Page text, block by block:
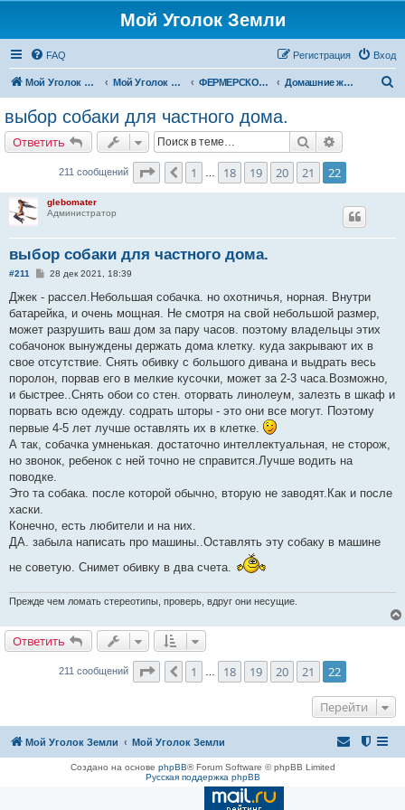
Мой Уголок Земли
FAQ Вход
Регистрация
Мой Уголок Земли Мой Уголок Земли ФЕРМЕРСКОЕ ХОЗЯЙСТВО Домашние животные
выбор собаки для частного дома.
Ответить Поиск
211 сообщений Страница22из 22
Пред.
1 18 19 20 21 22
glebomater
Администратор
выбор собаки для частного дома.
#211
С
о
б
щ
е
н
и
е
28 дек 2021, 18:39
Джек - рассел.Небольшая собачка. но охотничья, норная. Внутри
батарейка, и очень мощная. Не смотря на свой небольшой размер,
может разрушить ваш дом за пару часов. поэтому владельцы этих
собачонок вынуждены держать дома клетку. куда закрывают их в
свое отсутствие. Снять обивку с большого дивана и выдрать весь
поролон, порвав его в мелкие кусочки, может за 2-3 часа.Возможно,
и быстрее..Снять обои со стен. оторвать линолеум, залезть в шкаф и
порвать всю одежду. содрать шторы - это они все могут. Поэтому
первые 4-5 лет лучше оставлять их в клетке.
А так, собачка умненькая. достаточно интеллектуальная, не сторож,
но звонок, ребенок с ней точно не справится.Лучше водить на
поводке.
Это та собака. после которой обычно, вторую не заводят.Как и после
хаски.
Конечно, есть любители и на них.
ДА. забыла написать про машины..Оставлять эту собаку в машине
не советую. Снимет обивку в два счета.
Прежде чем ломать стереотипы, проверь, вдруг они несущие.
Ответить
211 сообщений Страница22из 22
Пред.
1 18 19 20 21 22
Перейти
Мой Уголок Земли Мой Уголок Земли
Создано на основе phpBB® Forum Software © phpBB Limited
Русская поддержка phpBB